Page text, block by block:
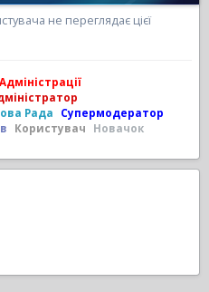
не переглядає цієї
Рада
Супермодератор
Користувач
Новачок